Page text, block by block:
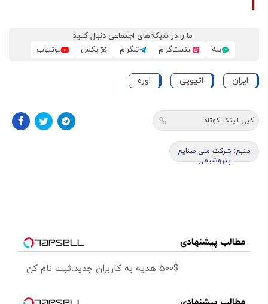
ما را در شبکه‌های اجتماعی دنبال کنید
بله
اینستاگرام تلگرام ایکس یوتیوب
ایران اتیوپی اوره
کپی لینک کوتاه
منبع: شرکت ملی صنایع
پتروشیمی
مطالب پیشنهادی
500$ هدیه به کاربران جدید،ثبت نام کن